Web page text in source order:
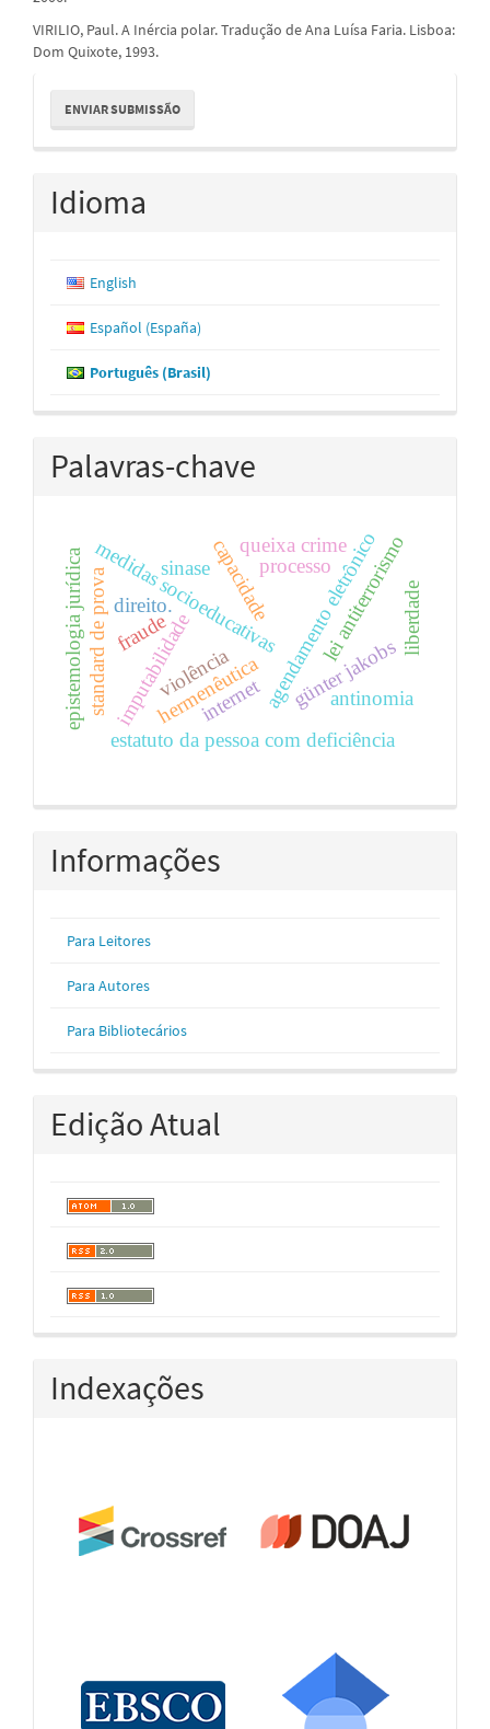
VIRILIO, Paul. A Inércia polar. Tradução de Ana Luísa Faria. Lisboa:
Dom Quixote, 1993.
Enviar
Submissão
ENVIAR SUBMISSÃO
Idioma
English
Español (España)
Português (Brasil)
Palavras-chave
agendamento eletrônico
medidas socioeducativas
imputabilidade
capacidade
estatuto da pessoa com deficiência
günter jakobs
lei antiterrorismo
sinase
hermenêutica
standard de prova
processo
epistemologia jurídica violência antinomia
direito. liberdade
fraude
internet
queixa crime
Informações
Para Leitores
Para Autores
Para Bibliotecários
Edição Atual
Indexações